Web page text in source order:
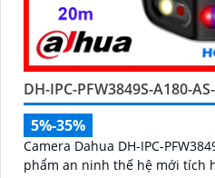
DH-IPC-PFW3849S-A180-
5%-35%
Camera Dahua DH-IPC-
phẩm an ninh thế hệ mới tích